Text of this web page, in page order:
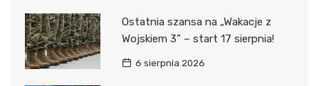
Ostatnia szansa na „Wakacje z
Wojskiem 3” – start 17 sierpnia!
6 sierpnia 2026